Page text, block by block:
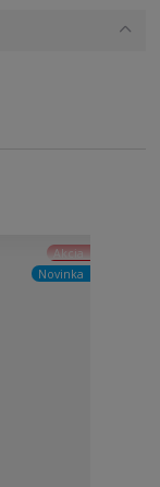
Akcia
Novinka